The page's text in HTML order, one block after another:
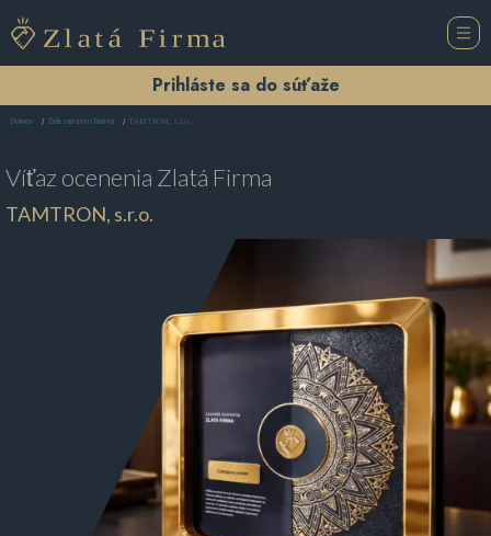
Prihláste sa do súťaže
Domov Železiarstvo Trnava TAMTRON, s.r.o.
Víťaz ocenenia Zlatá Firma
TAMTRON, s.r.o.